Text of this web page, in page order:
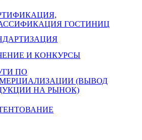
ГОСТИНИЦ
И КОНКУРСЫ
ПО
(ВЫВОД
НА РЫНОК)